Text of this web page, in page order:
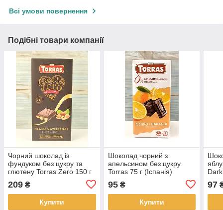
Всі умови повернення
Подібні товари компанії
Чорний шоколад із
фундуком без цукру та
глютену Torras Zero 150 г
209 ₴
Купити
Шоколад чорний з
апельсином без цукру
Torras 75 г (Іспанія)
95₴
Купити
97